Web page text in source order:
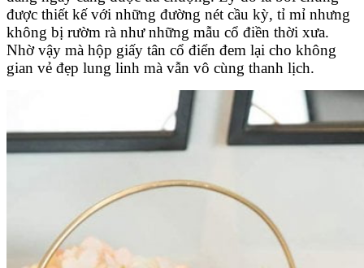
được thiết kế với những đường nét cầu kỳ, tỉ mỉ nhưng
không bị rườm rà như những mẫu cổ điền thời xưa.
Nhờ vậy mà hộp giấy tân cổ điển đem lại cho không
gian vẻ đẹp lung linh mà vẫn vô cùng thanh lịch.